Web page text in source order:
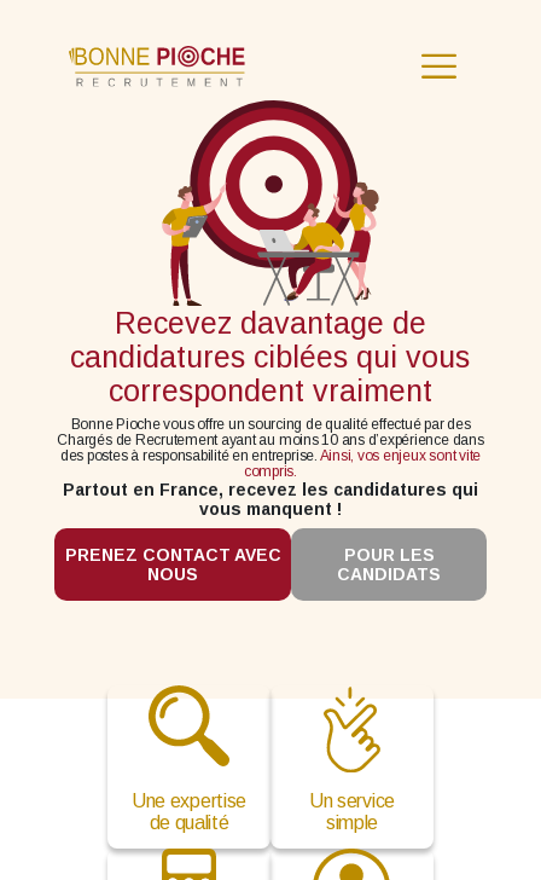
Recevez davantage de
candidatures ciblées qui vous
correspondent vraiment
Bonne Pioche vous offre un sourcing de qualité effectué par des
Chargés de Recrutement ayant au moins 10 ans d’expérience dans
des postes à responsabilité en entreprise. Ainsi, vos enjeux sont vite
compris.
Partout en France, recevez les candidatures qui
vous manquent !
PRENEZ CONTACT AVEC
NOUS
POUR LES
CANDIDATS
Une expertise
de qualité
Un service
simple